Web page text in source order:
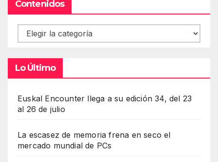
Contenidos
Contenidos
Lo Último
Euskal Encounter llega a su edición 34, del 23
al 26 de julio
La escasez de memoria frena en seco el
mercado mundial de PCs